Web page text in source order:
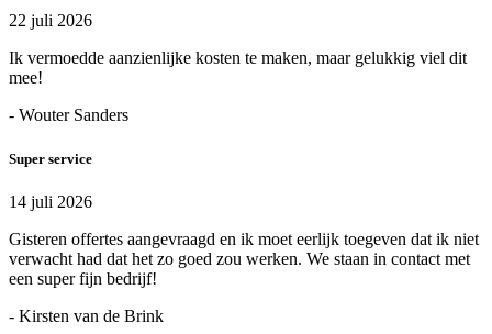
22 juli 2026
Ik vermoedde aanzienlijke kosten te maken, maar gelukkig viel dit
mee!
- Wouter Sanders
Super service
14 juli 2026
Gisteren offertes aangevraagd en ik moet eerlijk toegeven dat ik niet
verwacht had dat het zo goed zou werken. We staan in contact met
een super fijn bedrijf!
- Kirsten van de Brink